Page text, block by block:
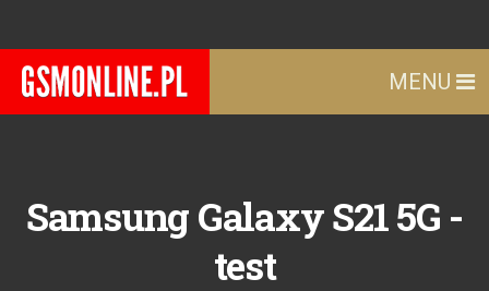
MENU
Samsung Galaxy S21 5G -
test